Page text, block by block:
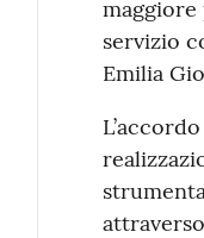
servizio
Emilia